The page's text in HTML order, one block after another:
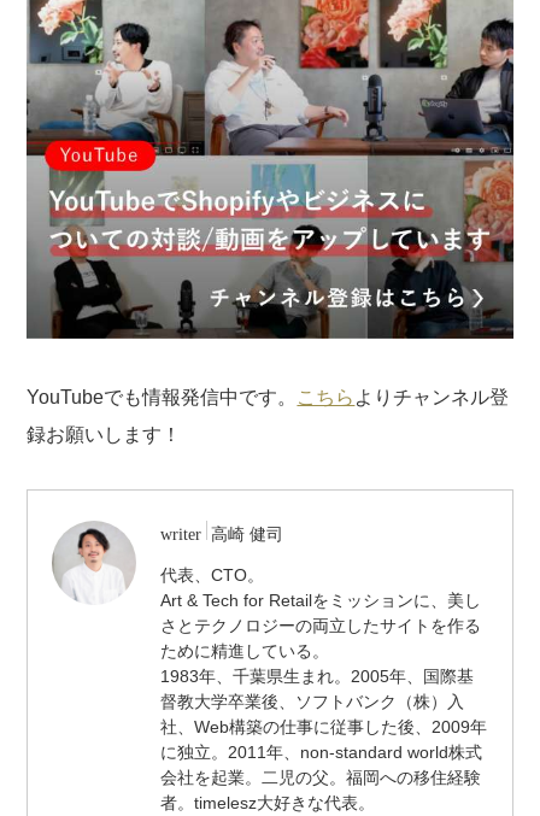
YouTubeでも情報発信中です。 こちら よりチャンネル登
録お願いします！
writer 高崎 健司
取
締
役
/
CTO
代表、CTO。
Art & Tech for Retailをミッションに、美し
さとテクノロジーの両立したサイトを作る
ために精進している。
1983年、千葉県生まれ。2005年、国際基
督教大学卒業後、ソフトバンク（株）入
社、Web構築の仕事に従事した後、2009年
に独立。2011年、non-standard world株式
会社を起業。二児の父。福岡への移住経験
者。timelesz大好きな代表。